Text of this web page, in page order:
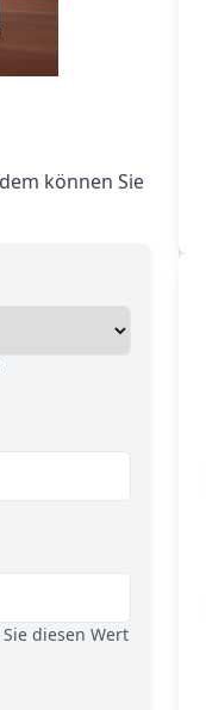
können Sie
diesen Wert